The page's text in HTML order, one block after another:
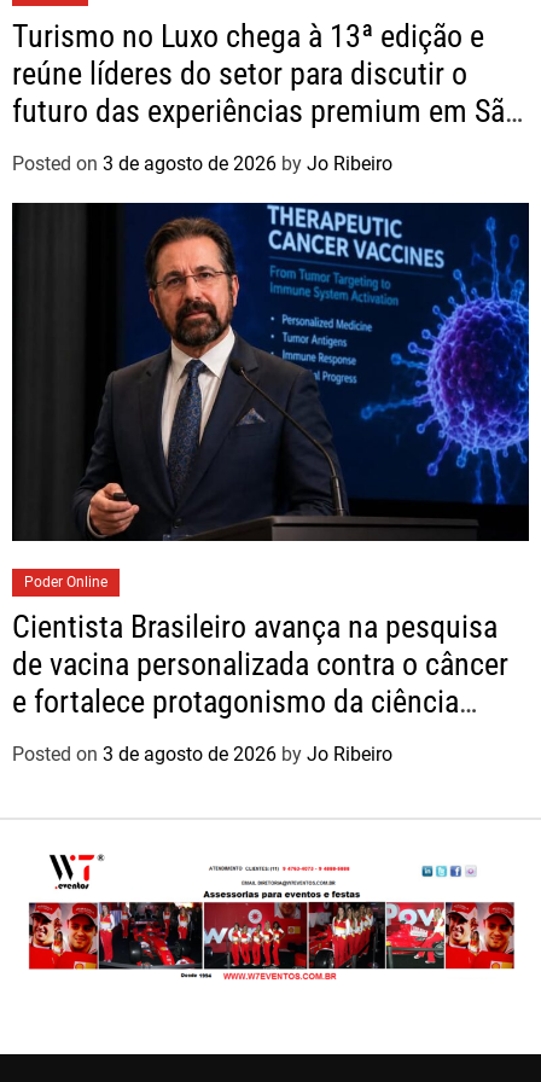
Turismo no Luxo chega à 13ª edição e
reúne líderes do setor para discutir o
futuro das experiências premium em São
Paulo
Posted on 3 de agosto de 2026 by Jo Ribeiro
Poder Online
Cientista Brasileiro avança na pesquisa
de vacina personalizada contra o câncer
e fortalece protagonismo da ciência
nacional
Posted on 3 de agosto de 2026 by Jo Ribeiro